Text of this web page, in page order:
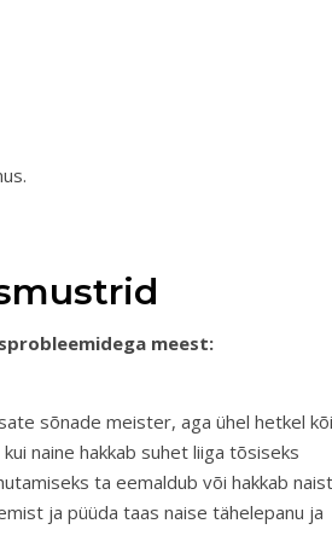
meest:
sõnade meister, aga ühel hetkel
naine hakkab suhet liiga tõsiseks
ta eemaldub või hakkab naist
ja püüda taas naise tähelepanu ja